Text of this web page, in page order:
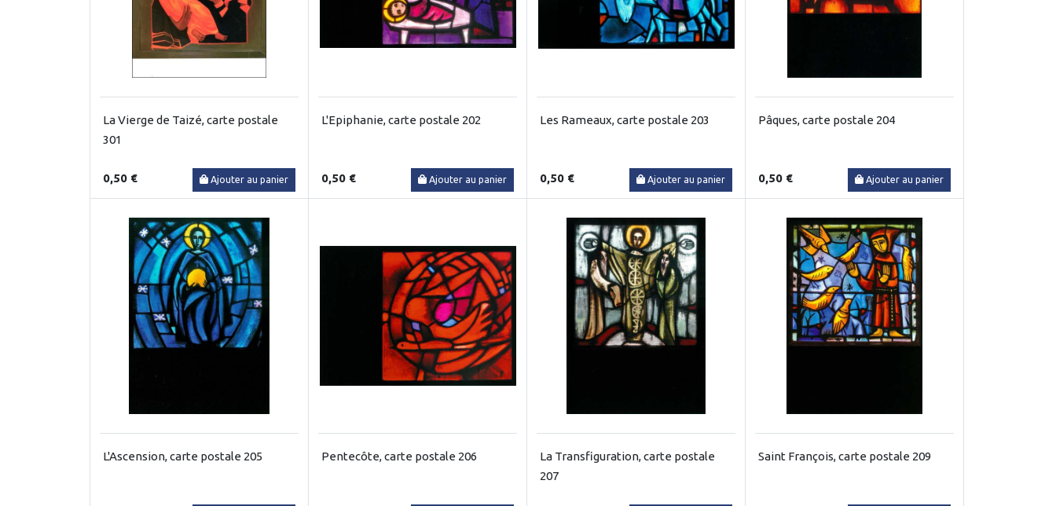
La Vierge de Taizé, carte postale
301
0,50 € Ajouter au panier
L'Epiphanie, carte postale 202
0,50 € Ajouter au panier
Les Rameaux, carte postale 203
0,50 € Ajouter au panier
Pâques, carte postale 204
0,50 € Ajouter au panier
L'Ascension, carte postale 205 Pentecôte, carte postale 206
La Transfiguration, carte postale
207
Saint François, carte postale 209